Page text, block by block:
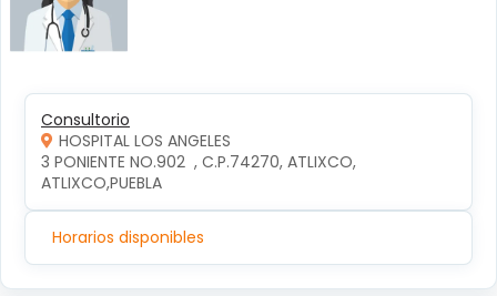
Consultorio
HOSPITAL LOS ANGELES
3 PONIENTE NO.902  , C.P.74270, ATLIXCO,
ATLIXCO,PUEBLA
Horarios disponibles